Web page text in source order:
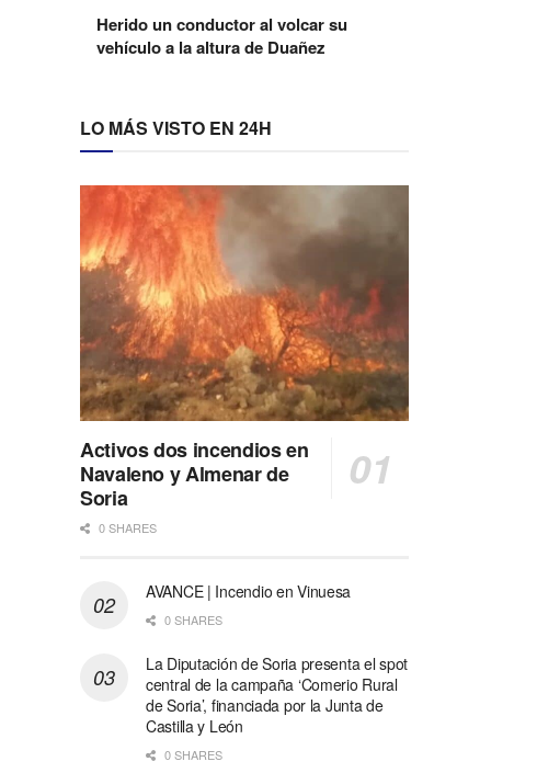
Herido un conductor al volcar su
vehículo a la altura de Duañez
LO MÁS VISTO EN 24H
Activos dos incendios en
Navaleno y Almenar de
Soria
0 SHARES
AVANCE | Incendio en Vinuesa
0 SHARES
La Diputación de Soria presenta el spot
central de la campaña ‘Comerio Rural
de Soria’, financiada por la Junta de
Castilla y León
0 SHARES